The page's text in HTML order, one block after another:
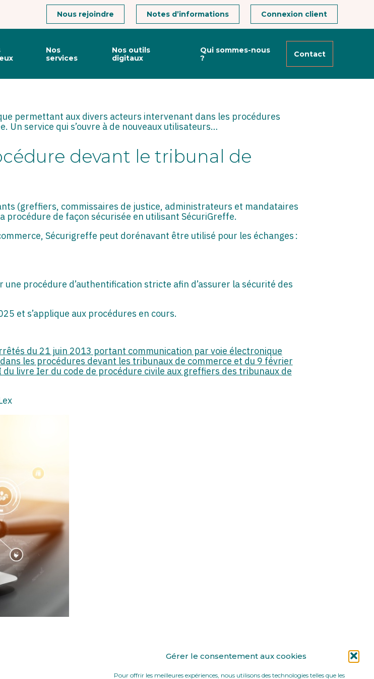
Gérer le consentement aux cookies
Pour offrir les meilleures expériences, nous utilisons des technologies telles que les
Connexion client
Notes d’informations
Nous rejoindre
Nos
services
Nos outils
digitaux
Qui sommes-nous
?
Contact
permettant aux divers acteurs intervenant dans les procédures
Un service qui s’ouvre à de nouveaux utilisateurs…
devant le tribunal de
(greffiers, commissaires de justice, administrateurs et mandataires
de façon sécurisée en utilisant SécuriGreffe.
Sécurigreffe peut dorénavant être utilisé pour les échanges :
procédure d’authentification stricte afin d’assurer la sécurité des
et s’applique aux procédures en cours.
du 21 juin 2013 portant communication par voie électronique
les procédures devant les tribunaux de commerce et du 9 février
livre Ier du code de procédure civile aux greffiers des tribunaux de